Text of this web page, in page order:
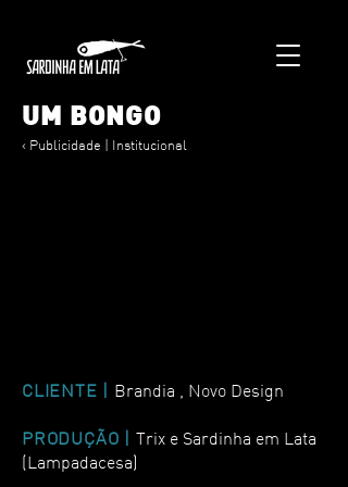
UM BONGO
< Publicidade | Institucional
CLIENTE | Brandia , Novo Design
PRODUÇÃO | Trix e Sardinha em Lata
(Lampadacesa)